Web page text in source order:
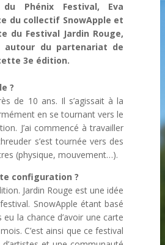
Phénix Festival, Eva
du collectif SnowApple et
du Festival Jardin Rouge,
du partenariat de
3e édition.
?
de 10 ans. Il s’agissait à la
en se tournant vers le
J’ai commencé à travailler
s’est tournée vers des
(physique, mouvement…).
configuration ?
Jardin Rouge est une idée
SnowApple étant basé
la chance d’avoir une carte
C’est ainsi que ce festival